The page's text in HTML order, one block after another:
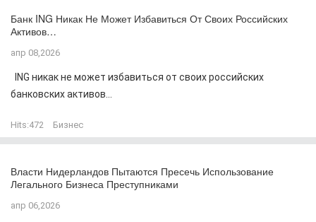
Банк ING Никак Не Может Избавиться От Своих Российских
Активов…
апр 08,2026
ING никак не может избавиться от своих российских
банковских активов...
Hits:472 Бизнес
Власти Нидерландов Пытаются Пресечь Использование
Легального Бизнеса Преступниками
апр 06,2026